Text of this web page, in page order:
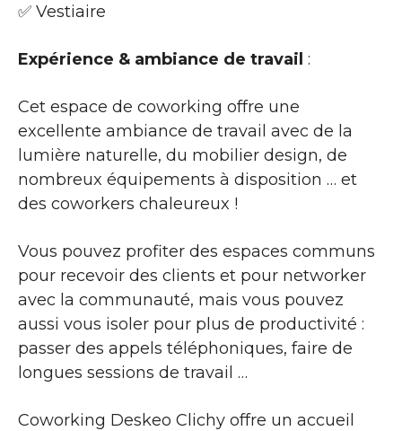
✅ Vestiaire
Expérience & ambiance de travail :
Cet espace de coworking offre une
excellente ambiance de travail avec de la
lumière naturelle, du mobilier design, de
nombreux équipements à disposition … et
des coworkers chaleureux !
Vous pouvez profiter des espaces communs
pour recevoir des clients et pour networker
avec la communauté, mais vous pouvez
aussi vous isoler pour plus de productivité :
passer des appels téléphoniques, faire de
longues sessions de travail …
Coworking Deskeo Clichy offre un accueil